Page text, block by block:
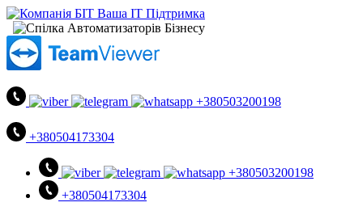
+380503200198
+380504173304
+380503200198
+380504173304